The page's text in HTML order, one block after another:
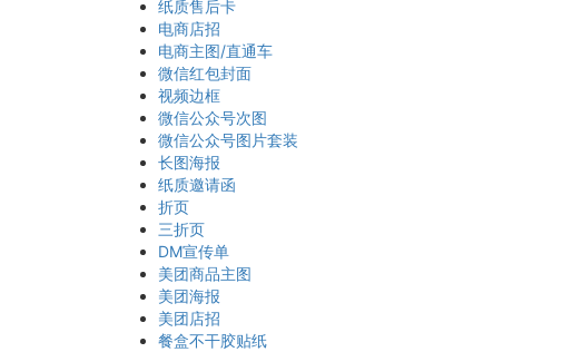
纸质售后卡
电商店招
电商主图/直通车
微信红包封面
视频边框
微信公众号次图
微信公众号图片套装
长图海报
纸质邀请函
折页
三折页
DM宣传单
美团商品主图
美团海报
美团店招
餐盒不干胶贴纸